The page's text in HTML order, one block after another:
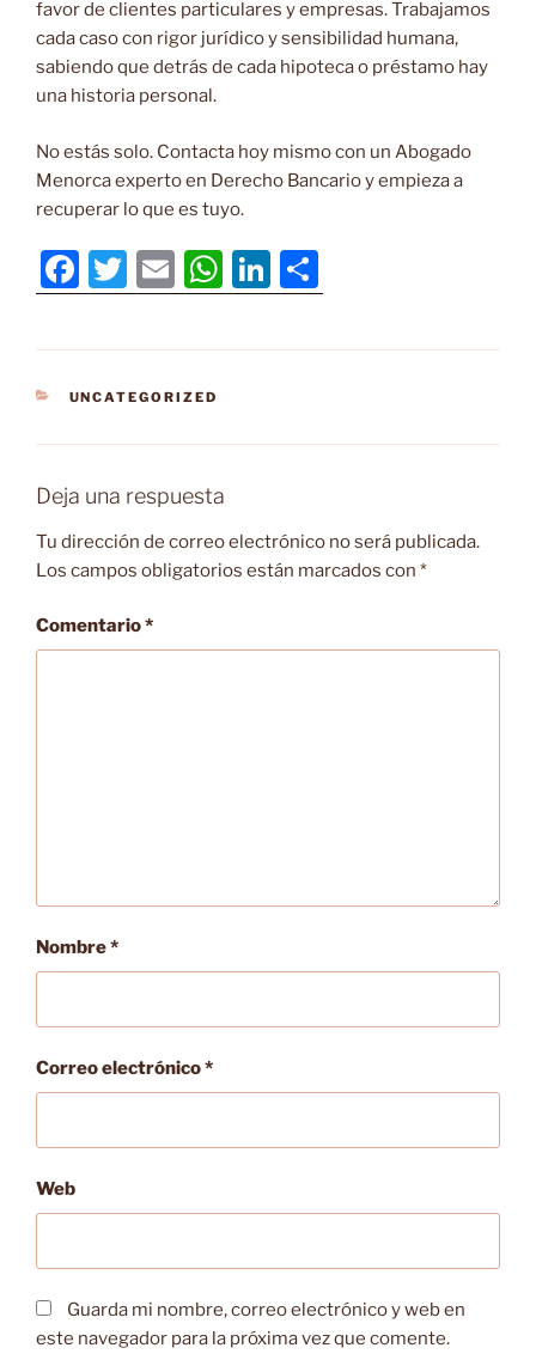
favor de clientes particulares y empresas. Trabajamos
cada caso con rigor jurídico y sensibilidad humana,
sabiendo que detrás de cada hipoteca o préstamo hay
una historia personal.
No estás solo. Contacta hoy mismo con un Abogado
Menorca experto en Derecho Bancario y empieza a
recuperar lo que es tuyo.
F
a
c
e
o
o
k
T
w
itt
er
E
m
ai
l
W
h
at
p
p
Li
n
k
n
o
m
tir
CATEGORÍAS
UNCATEGORIZED
Deja una respuesta
Tu dirección de correo electrónico no será publicada.
Los campos obligatorios están marcados con *
Comentario*
Nombre*
Correo electrónico*
Web
Guarda mi nombre, correo electrónico y web en
este navegador para la próxima vez que comente.